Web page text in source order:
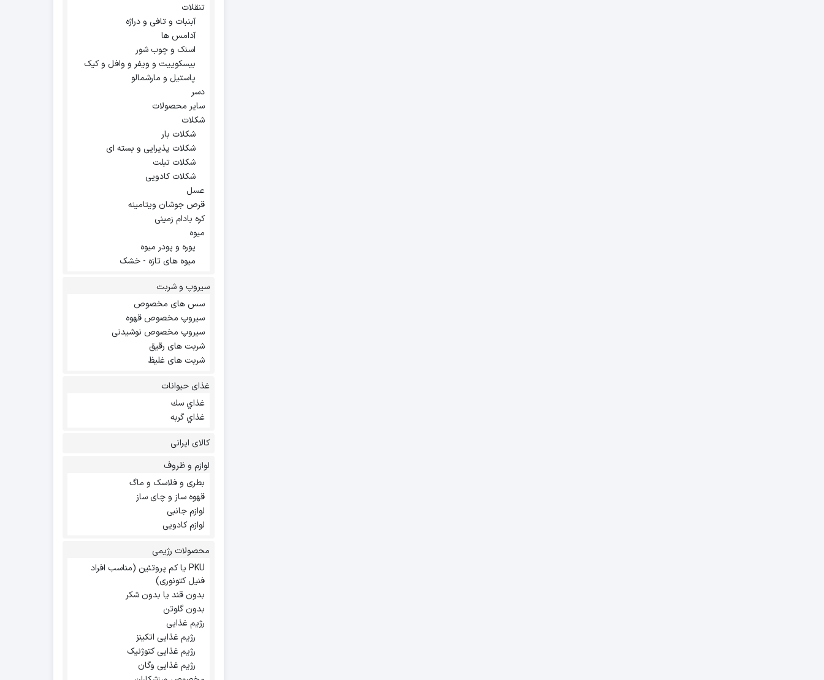
تنقلات
آبنبات و تافی و دراژه
آدامس ها
اسنک و چوب شور
بیسکوییت و ویفر و وافل و کیک
پاستیل و مارشمالو
دسر
سایر محصولات
شکلات
شکلات بار
شکلات پذیرایی و بسته ای
شکلات تبلت
شکلات کادویی
عسل
قرص جوشان ویتامینه
کره بادام زمینی
میوه
پوره و پودر میوه
میوه های تازه - خشک
سیروپ و شربت
سس های مخصوص
سیروپ مخصوص قهوه
سیروپ مخصوص نوشیدنی
شربت های رقیق
شربت های غلیظ
غذای حیوانات
غذاي سك
غذاي گربه
کالای ایرانی
لوازم و ظروف
بطری و فلاسک و ماگ
قهوه ساز و چای ساز
لوازم جانبی
لوازم کادویی
محصولات رژیمی
PKU یا کم پروتئین (مناسب افراد
فنیل کتونوری)
بدون قند یا بدون شکر
بدون گلوتن
رژیم غذایی
رژیم غذایی اتکینز
رژیم غذایی کتوژنیک
رژیم غذایی وگان